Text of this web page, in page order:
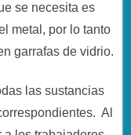
se necesita es
metal, por lo tanto
garrafas de vidrio.
las sustancias
Al